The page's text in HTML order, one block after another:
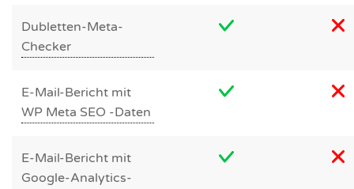
Dubletten-Meta-
Checker
E-Mail-Bericht mit
WP Meta SEO -Daten
E-Mail-Bericht mit
Google-Analytics-